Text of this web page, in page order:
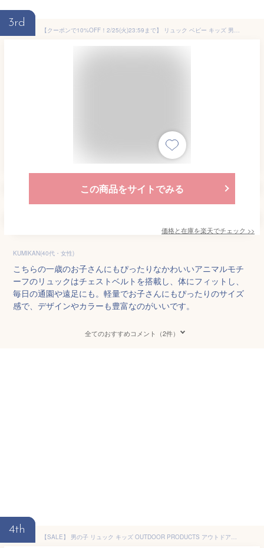
3rd
【クーポンで10%OFF！2/25(火)23:59まで】 リュック ベビー キッズ 男の子 女の子 ベビーリュック 保育園 リュックサック 7L 5歳 4歳 3歳 2歳 幼稚園 バッグ 通園バッグ 遠足 お出かけ チェストベルト 赤ちゃん 一升餅 出産祝い 誕生日プレゼント トリクシー trixie
この商品をサイトでみる
価格と在庫を楽天でチェック >>
KUMIKAN(40代・女性)
こちらの一歳のお子さんにもぴったりなかわいいアニマルモチ
ーフのリュックはチェストベルトを搭載し、体にフィットし、
毎日の通園や遠足にも。軽量でお子さんにもぴったりのサイズ
感で、デザインやカラーも豊富なのがいいです。
全てのおすすめコメント（2件）
4th
【SALE】 男の子 リュック キッズ OUTDOOR PRODUCTS アウトドアプロダクツ 子ども リュックサック 子供 チアフル 子供用 ハーネス 男の子 こども かっこいい 通園 通園用 幼稚園 保育園 プレゼント 入園 入学 お祝い 通園バッグ 小学校 ジュニア ハーネス